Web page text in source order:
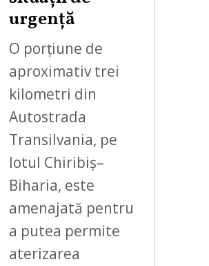
urgență
O porțiune de
aproximativ trei
kilometri din
Autostrada
Transilvania, pe
lotul Chiribiș–
Biharia, este
amenajată pentru
a putea permite
aterizarea